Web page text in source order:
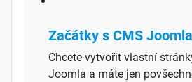
Začátky s CMS Joomla
Chcete vytvořit vlastní
Joomla a máte jen